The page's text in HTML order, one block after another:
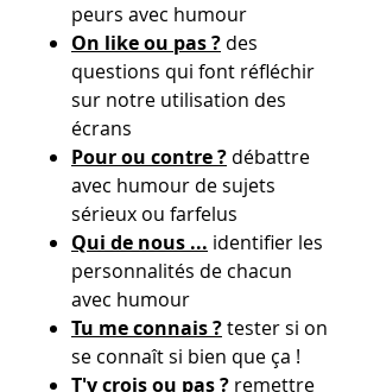
peurs avec humour
On like ou pas ? des
questions qui font réfléchir
sur notre utilisation des
écrans
Pour ou contre ? débattre
avec humour de sujets
sérieux ou farfelus
Qui de nous ... identifier les
personnalités de chacun
avec humour
Tu me connais ?tester si on
se connaît si bien que ça !
T'y crois ou pas ? remettre